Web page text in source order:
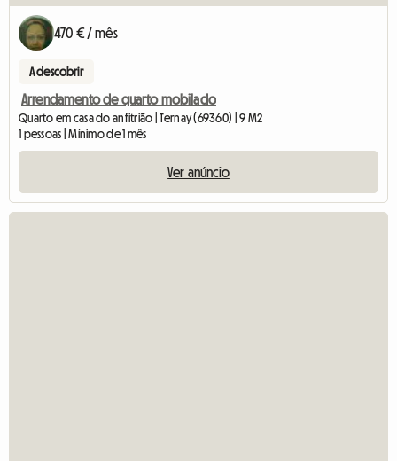
470 € / mês
A descobrir
Arrendamento de quarto mobilado
Quarto em casa do anfitrião | Ternay (69360) | 9 M2
1 pessoas | Mínimo de 1 mês
Ver anúncio